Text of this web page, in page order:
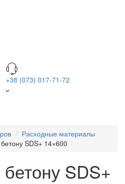
+38 (073) 017-71-72
Расходные материалы
SDS+ 14×600
SDS+